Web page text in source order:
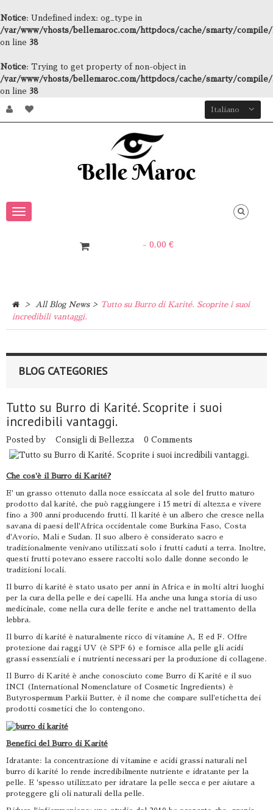
Notice: Undefined index: og_type in
/var/www/vhosts/bellemaroc.com/httpdocs/cache/smarty/compile/
on line 38
Notice: Trying to get property of non-object in
/var/www/vhosts/bellemaroc.com/httpdocs/cache/smarty/compile/
on line 38
Italiano
Navigazione
- 0,00 €
> All Blog News > Tutto su Burro di Karité. Scoprite i suoi
incredibili vantaggi.
BLOG CATEGORIES
Tutto su Burro di Karité. Scoprite i suoi
incredibili vantaggi.
Posted by Consigli di Bellezza 0 Comments
Che cos'è il Burro di Karité?
E' un grasso ottenuto dalla noce essiccata al sole del frutto maturo
prodotto dal karité, che può raggiungere i 15 metri di altezza e vivere
fino a 300 anni producendo frutti. Il karité è un albero che cresce nella
savana di paesi dell'Africa occidentale come Burkina Faso, Costa
d'Avorio, Mali e Sudan. Il suo albero è considerato sacro e
tradizionalmente venivano utilizzati solo i frutti caduti a terra. Inoltre,
questi frutti potevano essere raccolti solo dalle donne secondo le
tradizioni locali.
Il burro di karité è stato usato per anni in Africa e in molti altri luoghi
per la cura della pelle e dei capelli. Ha anche una lunga storia di uso
medicinale, come nella cura delle ferite e anche nel trattamento della
lebbra.
Il burro di karité è naturalmente ricco di vitamine A, E ed F. Offre
protezione dai raggi UV (è SPF 6) e fornisce alla pelle gli acidi
grassi essenziali e i nutrienti necessari per la produzione di collagene.
Il Burro di Karité è anche conosciuto come Burro di Karité e il suo
INCI (International Nomenclature of Cosmetic Ingredients) è
Butyrospermum Parkii Butter, è il nome che compare sull'etichetta dei
prodotti cosmetici che lo contengono.
Benefici del Burro di Karité
Idratante: la concentrazione di vitamine e acidi grassi naturali nel
burro di karité lo rende incredibilmente nutriente e idratante per la
pelle. E 'spesso utilizzato per idratare la pelle secca e per aiutare a
proteggere gli oli naturali della pelle.